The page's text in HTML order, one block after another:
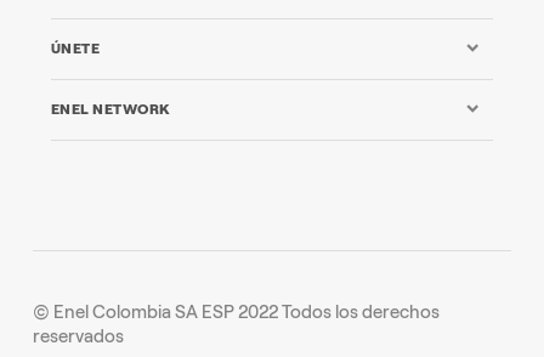
ÚNETE
ENEL NETWORK
© Enel Colombia SA ESP 2022 Todos los derechos
reservados